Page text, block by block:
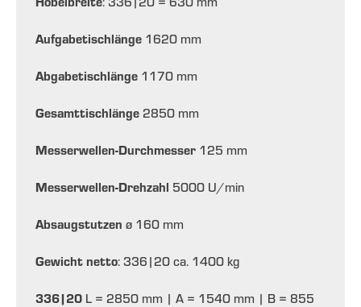
Aufgabetischlänge 1620 mm
Abgabetischlänge 1170 mm
Gesamttischlänge 2850 mm
Messerwellen-Durchmesser 125 mm
Messerwellen-Drehzahl 5000 U/min
Absaugstutzen ø 160 mm
Gewicht netto: 336|20 ca. 1400 kg
336|20 L = 2850 mm | A = 1540 mm | B = 855